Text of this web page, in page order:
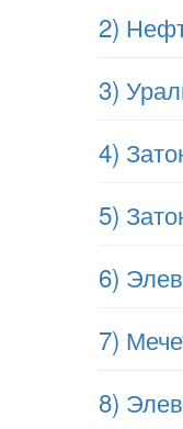
2)
3)
4)
5)
6)
7)
8)